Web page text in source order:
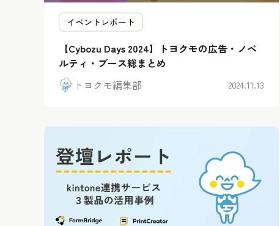
イベントレポート
【Cybozu Days 2024】トヨクモの広告・ノベ
ルティ・ブース総まとめ
トヨクモ編集部
2024.11.13